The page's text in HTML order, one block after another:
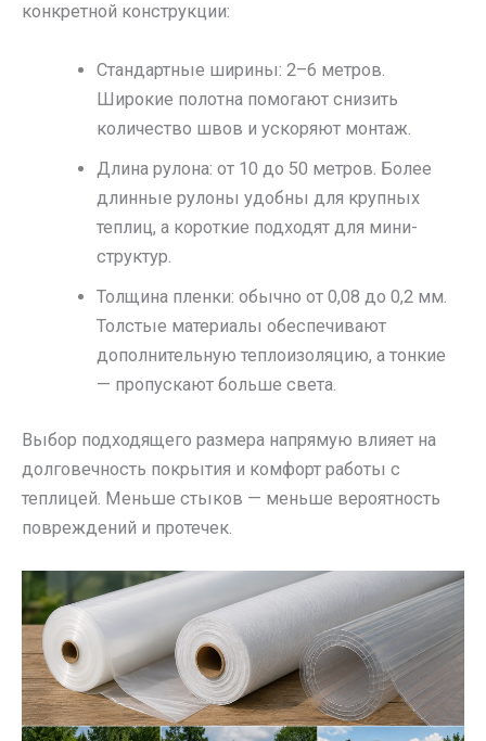
конкретной конструкции:
Стандартные ширины: 2–6 метров.
Широкие полотна помогают снизить
количество швов и ускоряют монтаж.
Длина рулона: от 10 до 50 метров. Более
длинные рулоны удобны для крупных
теплиц, а короткие подходят для мини-
структур.
Толщина пленки: обычно от 0,08 до 0,2 мм.
Толстые материалы обеспечивают
дополнительную теплоизоляцию, а тонкие
— пропускают больше света.
Выбор подходящего размера напрямую влияет на
долговечность покрытия и комфорт работы с
теплицей. Меньше стыков — меньше вероятность
повреждений и протечек.